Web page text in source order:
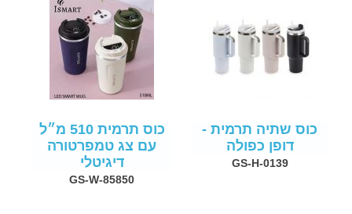
כוס שתיה תרמית -
דופן כפולה
GS-H-0139
כוס תרמית 510 מ״ל
עם צג טמפרטורה
דיגיטלי
GS-W-85850